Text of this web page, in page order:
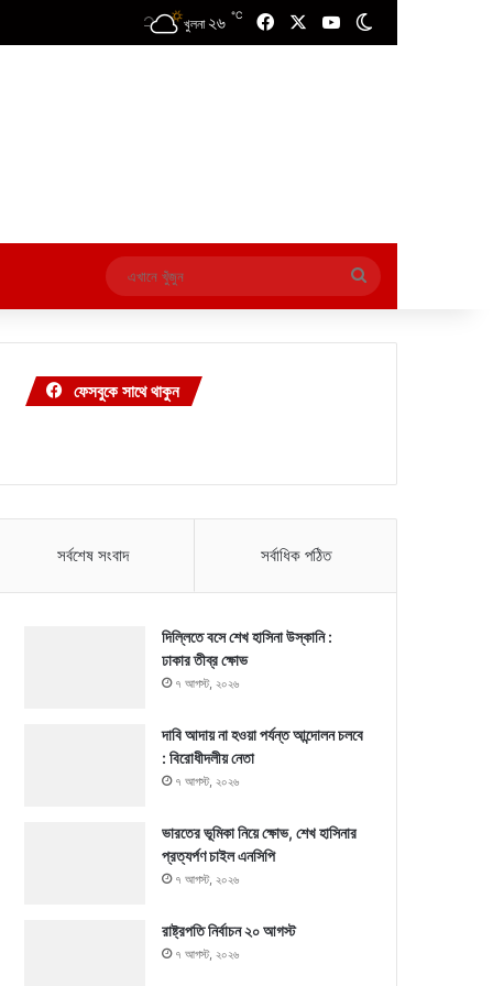
খুলনা ২৬ ℃ FacebookYouTube
এখানে
খুঁজুন
ফেসবুকে সাথে থাকুন
সর্বশেষ সংবাদ সর্বাধিক পঠিত
দিল্লিতে বসে শেখ হাসিনা উস্কানি :
ঢাকার তীব্র ক্ষোভ
৭ আগস্ট, ২০২৬
দাবি আদায় না হওয়া পর্যন্ত আন্দোলন চলবে
: বিরোধীদলীয় নেতা
৭ আগস্ট, ২০২৬
ভারতের ভূমিকা নিয়ে ক্ষোভ, শেখ হাসিনার
প্রত্যর্পণ চাইল এনসিপি
৭ আগস্ট, ২০২৬
রাষ্ট্রপতি নির্বাচন ২০ আগস্ট
৭ আগস্ট, ২০২৬